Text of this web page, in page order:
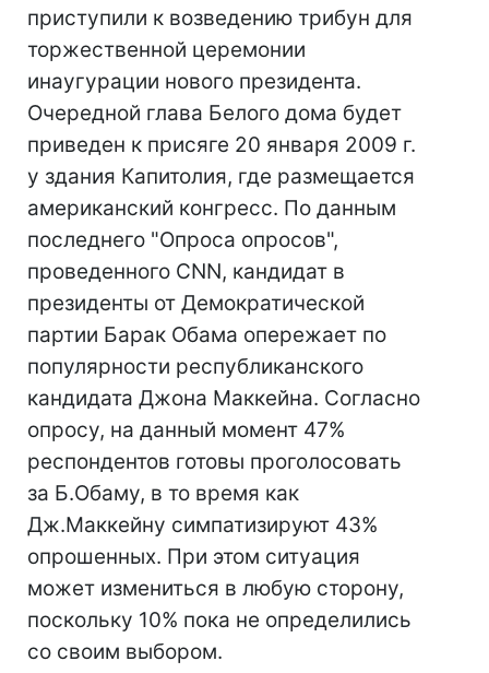
приступили к возведению трибун для
торжественной церемонии
инаугурации нового президента.
Очередной глава Белого дома будет
приведен к присяге 20 января 2009 г.
у здания Капитолия, где размещается
американский конгресс. По данным
последнего "Опроса опросов",
проведенного CNN, кандидат в
президенты от Демократической
партии Барак Обама опережает по
популярности республиканского
кандидата Джона Маккейна. Согласно
опросу, на данный момент 47%
респондентов готовы проголосовать
за Б.Обаму, в то время как
Дж.Маккейну симпатизируют 43%
опрошенных. При этом ситуация
может измениться в любую сторону,
поскольку 10% пока не определились
со своим выбором.